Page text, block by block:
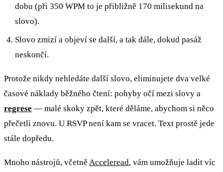
dobu (při 350 WPM to je přibližně 170 milisekund na
slovo).
Slovo zmizí a objeví se další, a tak dále, dokud pasáž
neskončí.
Protože nikdy nehledáte další slovo, eliminujete dva velké
časové náklady běžného čtení: pohyby očí mezi slovy a
regrese — malé skoky zpět, které děláme, abychom si něco
přečetli znovu. U RSVP není kam se vracet. Text prostě jede
stále dopředu.
Mnoho nástrojů, včetně Acceleread, vám umožňuje ladit víc